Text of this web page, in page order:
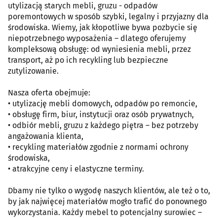
utylizacją starych mebli, gruzu - odpadów
poremontowych w sposób szybki, legalny i przyjazny dla
środowiska. Wiemy, jak kłopotliwe bywa pozbycie się
niepotrzebnego wyposażenia – dlatego oferujemy
kompleksową obsługę: od wyniesienia mebli, przez
transport, aż po ich recykling lub bezpieczne
zutylizowanie.
Nasza oferta obejmuje:
• utylizację mebli domowych, odpadów po remoncie,
• obsługę firm, biur, instytucji oraz osób prywatnych,
• odbiór mebli, gruzu z każdego piętra – bez potrzeby
angażowania klienta,
• recykling materiałów zgodnie z normami ochrony
środowiska,
• atrakcyjne ceny i elastyczne terminy.
Dbamy nie tylko o wygodę naszych klientów, ale też o to,
by jak najwięcej materiałów mogło trafić do ponownego
wykorzystania. Każdy mebel to potencjalny surowiec –